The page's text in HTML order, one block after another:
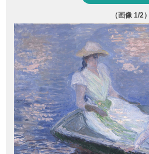
（画像 1/2）